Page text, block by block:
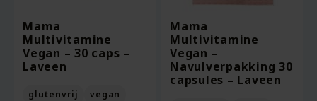
Mama
Multivitamine
Vegan – 30 caps –
Laveen
glutenvrij vegan
Mama
Multivitamine
Vegan –
Navulverpakking 30
capsules – Laveen